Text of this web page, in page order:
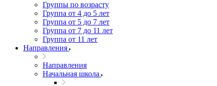
Группы по возрасту
Группа от 4 до 5 лет
Группа от 5 до 7 лет
Группа от 7 до 11 лет
Группа от 11 лет
Направления
Направления
Начальная школа